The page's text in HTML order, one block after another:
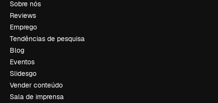
Sobre nós
Reviews
Emprego
Tendências de pesquisa
Blog
Eventos
Slidesgo
Vender conteúdo
Sala de imprensa